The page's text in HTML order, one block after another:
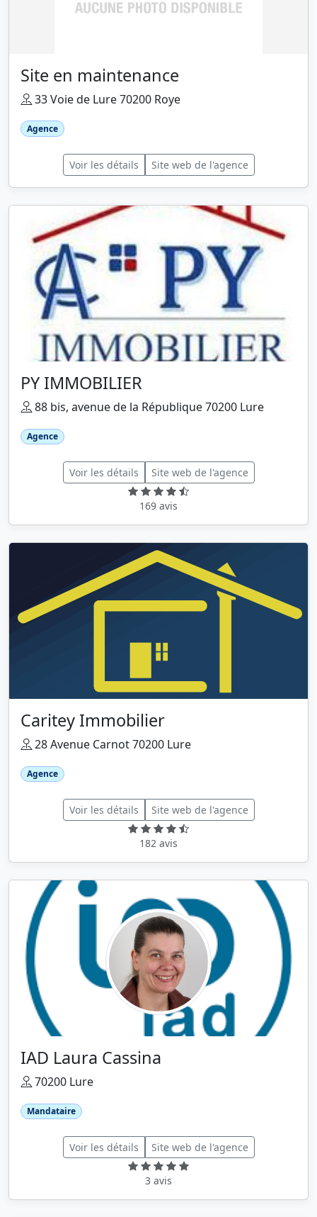
Site en maintenance
33 Voie de Lure 70200 Roye
Agence
Voir les détails Site web de l'agence
PY IMMOBILIER
88 bis, avenue de la République 70200 Lure
Agence
Voir les détails Site web de l'agence
169 avis
Caritey Immobilier
28 Avenue Carnot 70200 Lure
Agence
Voir les détails Site web de l'agence
182 avis
IAD Laura Cassina
70200 Lure
Mandataire
Voir les détails Site web de l'agence
3 avis